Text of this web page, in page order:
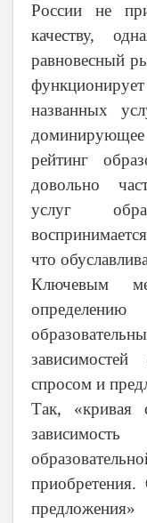
России не
качеству,
равновесный
названных
доминирующее
рейтинг
довольно
услуг
что
Ключевым
определению
спросом и
Так, «кривая